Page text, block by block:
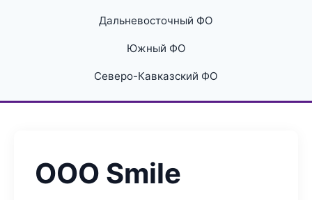
Дальневосточный ФО
Южный ФО
Северо-Кавказский ФО
ООО Smile